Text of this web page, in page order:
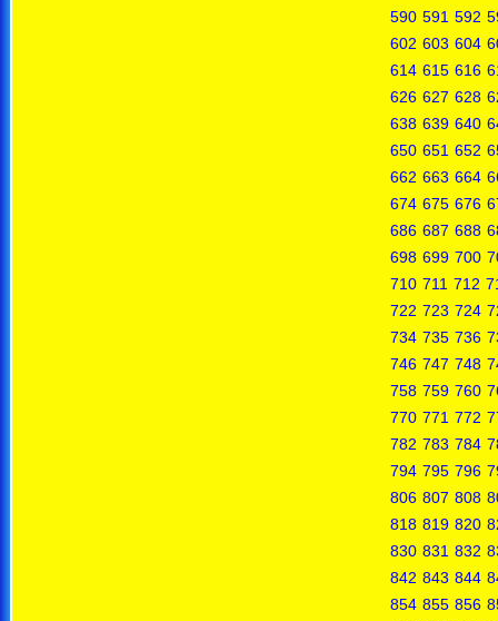
590 591 592
602 603 604
614 615 616
626 627 628
638 639 640
650 651 652
662 663 664
674 675 676
686 687 688
698 699 700
710 711 712
722 723 724
734 735 736
746 747 748
758 759 760
770 771 772
782 783 784
794 795 796
806 807 808
818 819 820
830 831 832
842 843 844
854 855 856